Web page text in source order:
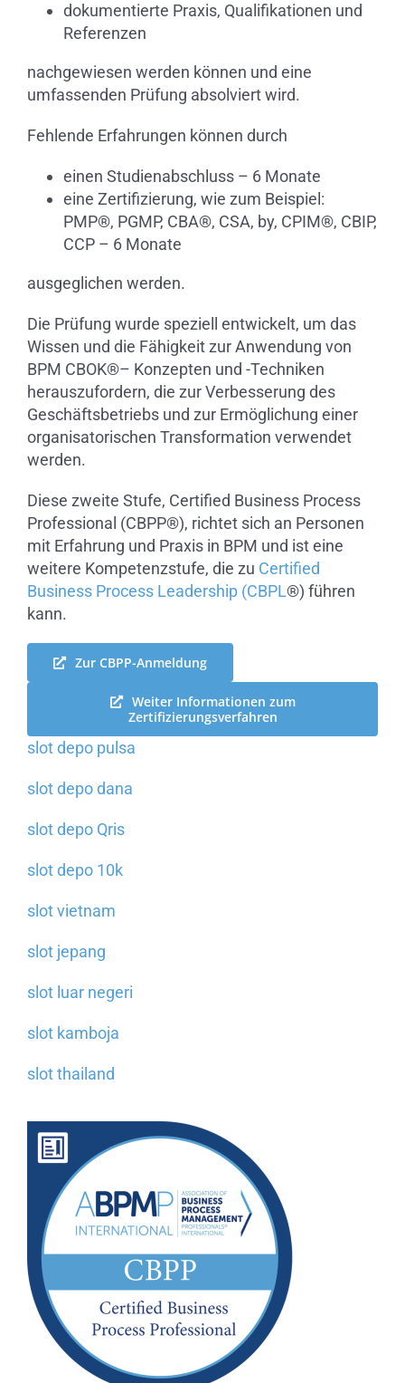
dokumentierte Praxis, Qualifikationen und
Referenzen
nachgewiesen werden können und eine
umfassenden Prüfung absolviert wird.
Fehlende Erfahrungen können durch
einen Studienabschluss – 6 Monate
eine Zertifizierung, wie zum Beispiel:
PMP®, PGMP, CBA®, CSA, by, CPIM®, CBIP,
CCP – 6 Monate
ausgeglichen werden.
Die Prüfung wurde speziell entwickelt, um das
Wissen und die Fähigkeit zur Anwendung von
BPM CBOK®– Konzepten und -Techniken
herauszufordern, die zur Verbesserung des
Geschäftsbetriebs und zur Ermöglichung einer
organisatorischen Transformation verwendet
werden.
Diese zweite Stufe, Certified Business Process
Professional (CBPP®), richtet sich an Personen
mit Erfahrung und Praxis in BPM und ist eine
weitere Kompetenzstufe, die zu Certified
Business Process Leadership (CBPL®) führen
kann.
Zur CBPP-Anmeldung
Weiter Informationen zum
Zertifizierungsverfahren
slot depo pulsa
slot depo dana
slot depo Qris
slot depo 10k
slot vietnam
slot jepang
slot luar negeri
slot kamboja
slot thailand